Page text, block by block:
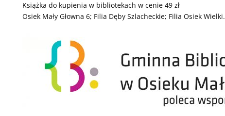
Książka do kupienia w bibliotekach w cenie 49 zł
Osiek Mały Głowna 6; Filia Dęby Szlacheckie; Filia Osiek Wielki.